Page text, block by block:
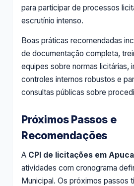
para participar de processos
escrutínio intenso.
Boas práticas recomendadas
de documentação completa,
equipes sobre normas licitárias,
controles internos robustos e
consultas públicas sobre
Próximos Passos e
Recomendações
A CPI de licitações em
atividades com cronograma
Municipal. Os próximos passos